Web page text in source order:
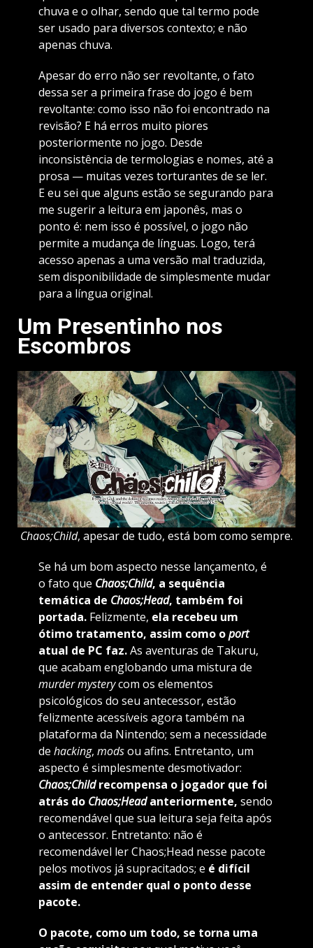
chuva e o olhar, sendo que tal termo pode
ser usado para diversos contexto; e não
apenas chuva.
Apesar do erro não ser revoltante, o fato
dessa ser a primeira frase do jogo é bem
revoltante: como isso não foi encontrado na
revisão? E há erros muito piores
posteriormente no jogo. Desde
inconsistência de termologias e nomes, até a
prosa — muitas vezes torturantes de se ler.
E eu sei que alguns estão se segurando para
me sugerir a leitura em japonês, mas o
ponto é: nem isso é possível, o jogo não
permite a mudança de línguas. Logo, terá
acesso apenas a uma versão mal traduzida,
sem disponibilidade de simplesmente mudar
para a língua original.
Um Presentinho nos
Escombros
Chaos;Child, apesar de tudo, está bom como sempre.
Se há um bom aspecto nesse lançamento, é
o fato que Chaos;Child, a sequência
temática de Chaos;Head, também foi
portada.Felizmente, ela recebeu um
ótimo tratamento, assim como oport
atual de PC faz.As aventuras de Takuru,
que acabam englobando uma mistura de
murder mysterycom os elementos
psicológicos do seu antecessor, estão
felizmente acessíveis agora também na
plataforma da Nintendo; sem a necessidade
de hacking, modsou afins. Entretanto, um
aspecto é simplesmente desmotivador:
Chaos;Childrecompensa o jogador que foi
atrás do Chaos;Headanteriormente, sendo
recomendável que sua leitura seja feita após
o antecessor. Entretanto: não é
recomendável ler Chaos;Head nesse pacote
pelos motivos já supracitados; e é difícil
assim de entender qual o ponto desse
pacote.
O pacote, como um todo, se torna uma